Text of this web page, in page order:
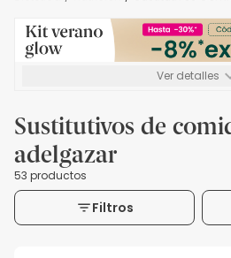
Ver detalles
Sustitutivos de
adelgazar
53 productos
Filtros